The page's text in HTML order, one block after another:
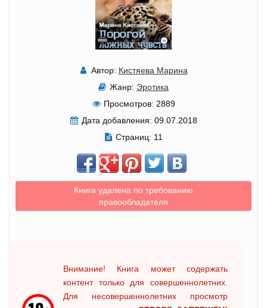
Автор: Кистяева Марина
Жанр: Эротика
Просмотров: 2889
Дата добавления: 09.07.2018
Страниц: 11
Книга удалена по требованию
правообладателя
Внимание! Книга может содержать
контент только для совершеннолетних.
Для несовершеннолетних просмотр